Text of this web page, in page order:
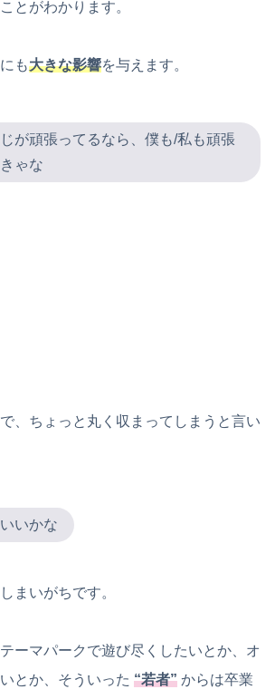
とがわかります。
も大きな影響を与えます。
が頑張ってるなら、僕も/私も頑張
ゃな
、ちょっと丸く収まってしまうと言い
いかな
まいがちです。
ーマパークで遊び尽くしたいとか、オ
とか、そういった “若者” からは卒業